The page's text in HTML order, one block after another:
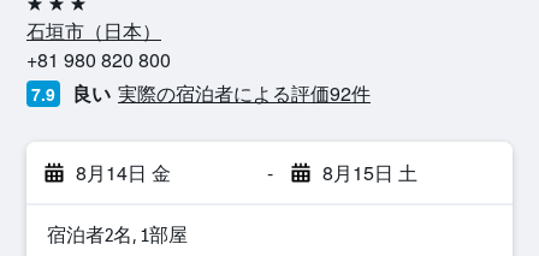
3つ星
石垣市​（日本​）​
+81 980 820 800
7.9 良い 実際の宿泊者による評価92​件
8月14日 金 - 8月15日 土
宿泊者2名, 1​部屋